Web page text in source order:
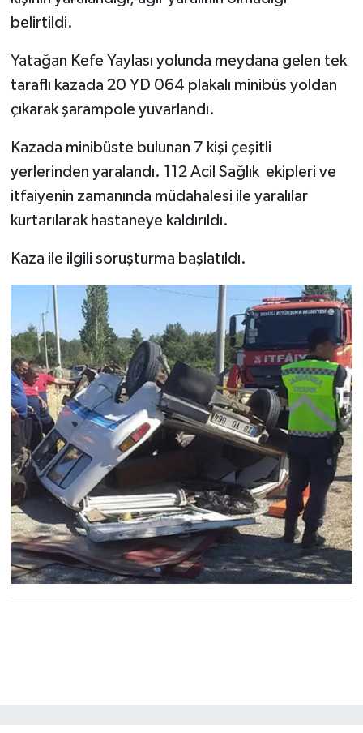
belirtildi.
Yatağan Kefe Yaylası yolunda meydana gelen tek
taraflı kazada 20 YD 064 plakalı minibüs yoldan
çıkarak şarampole yuvarlandı.
Kazada minibüste bulunan 7 kişi çeşitli
yerlerinden yaralandı. 112 Acil Sağlık ekipleri ve
itfaiyenin zamanında müdahalesi ile yaralılar
kurtarılarak hastaneye kaldırıldı.
Kaza ile ilgili soruşturma başlatıldı.